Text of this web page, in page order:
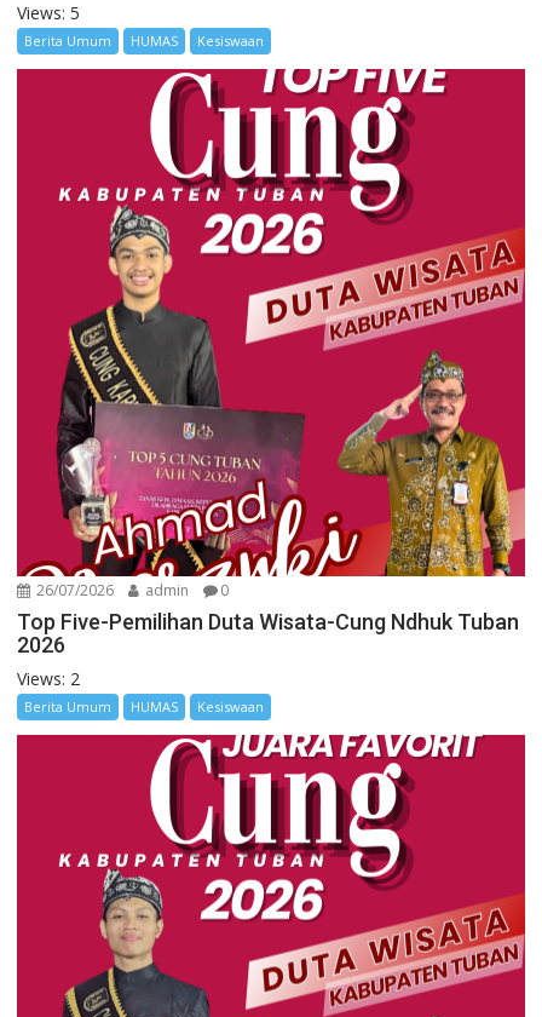
Views: 5
Berita Umum HUMAS Kesiswaan
26/07/2026 admin 0
Top Five-Pemilihan Duta Wisata-Cung Ndhuk Tuban
2026
Views: 2
Berita Umum HUMAS Kesiswaan